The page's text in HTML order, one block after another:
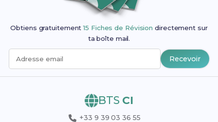
Obtiens gratuitement15 Fiches de Révision directement sur
ta boîte mail.
Adresse email Recevoir
BTS CI
+33 9 39 03 36 55